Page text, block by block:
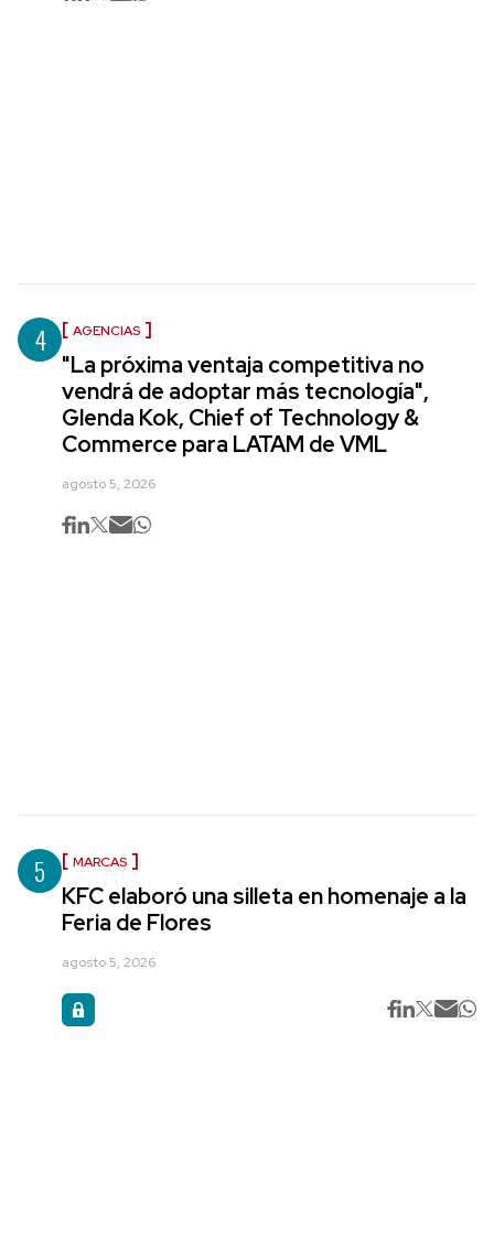
4 AGENCIAS
"La próxima ventaja competitiva no
vendrá de adoptar más tecnología",
Glenda Kok, Chief of Technology &
Commerce para LATAM de VML
agosto 5, 2026
5 MARCAS
KFC elaboró una silleta en homenaje a la
Feria de Flores
agosto 5, 2026